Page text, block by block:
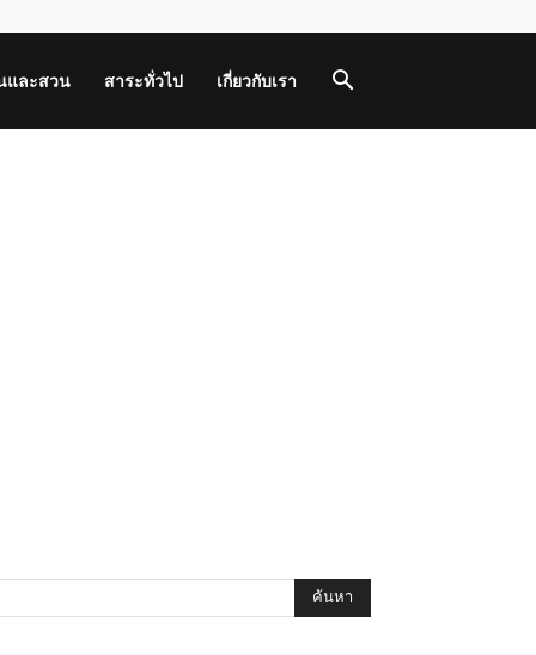
และสวน สาระทั่วไป เกี่ยวกับเรา